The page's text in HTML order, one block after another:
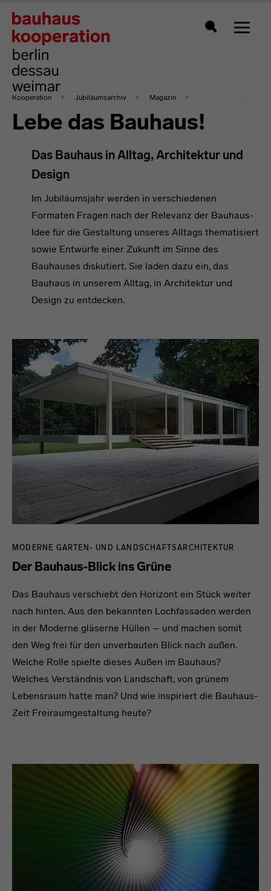
Zeigt
Kooperation Jubiläumsarchiv Magazin
Lebe das Bauhaus!
Das Bauhaus in Alltag, Architektur und
Design
Im Jubiläumsjahr werden in verschiedenen
Formaten Fragen nach der Relevanz der Bauhaus-
Idee für die Gestaltung unseres Alltags thematisiert
sowie Entwürfe einer Zukunft im Sinne des
Bauhauses diskutiert. Sie laden dazu ein, das
Bauhaus in unserem Alltag, in Architektur und
Design zu entdecken.
MODERNE GARTEN- UND LANDSCHAFTSARCHITEKTUR
Der Bauhaus-Blick ins Grüne
Das Bauhaus verschiebt den Horizont ein Stück weiter
nach hinten. Aus den bekannten Lochfassaden werden
in der Moderne gläserne Hüllen – und machen somit
den Weg frei für den unverbauten Blick nach außen.
Welche Rolle spielte dieses Außen im Bauhaus?
Welches Verständnis von Landschaft, von grünem
Lebensraum hatte man? Und wie inspiriert die Bauhaus-
Zeit Freiraumgestaltung heute?